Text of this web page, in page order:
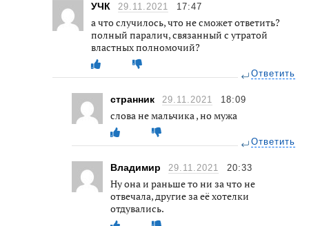
УЧК 29.11.2021 17:47
а что случилось, что не сможет ответить?
полный паралич, связанный с утратой
властных полномочий?
Ответить
странник 29.11.2021 18:09
слова не мальчика , но мужа
Ответить
Владимир 29.11.2021 20:33
Ну она и раньше то ни за что не
отвечала, другие за её хотелки
отдувались.